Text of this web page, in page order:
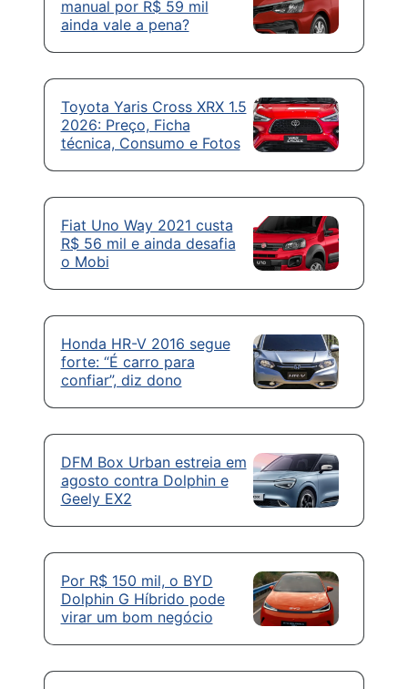
manual por R$ 59 mil
ainda vale a pena?
Toyota Yaris Cross XRX 1.5
2026: Preço, Ficha
técnica, Consumo e Fotos
Fiat Uno Way 2021 custa
R$ 56 mil e ainda desafia
o Mobi
Honda HR-V 2016 segue
forte: “É carro para
confiar”, diz dono
DFM Box Urban estreia em
agosto contra Dolphin e
Geely EX2
Por R$ 150 mil, o BYD
Dolphin G Híbrido pode
virar um bom negócio